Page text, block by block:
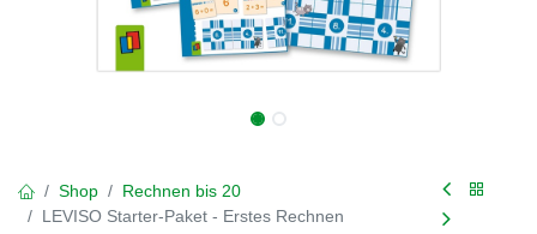
Shop
Rechnen bis 20
LEVISO Starter-Paket - Erstes Rechnen